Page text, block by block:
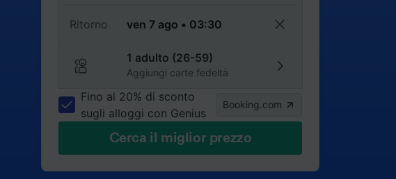
Ritorno
1 adulto (26-59)
Aggiungi carte fedeltà
Fino al 20% di sconto
sugli alloggi con Genius
Booking.com
Cerca il miglior prezzo